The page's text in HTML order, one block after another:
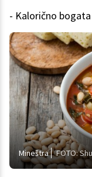
- Kalorično
Mineštra FOTO: